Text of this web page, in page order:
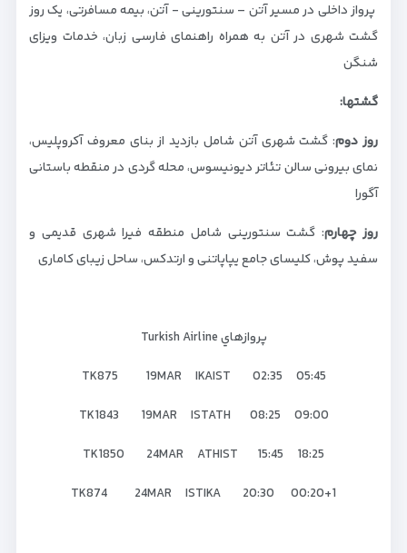
پرواز داخلی در مسیر آتن – سنتورینی - آتن، بیمه مسافرتی، یک روز
گشت­ شهری در آتن به همراه راهنمای فارسی زبان، خدمات ویزای
شنگن
گشت­ها:
روز دوم: گشت شهری آتن شامل بازدید از بنای معروف آکروپلیس،
نمای بیرونی سالن تئاتر دیونیسوس، محله گردی در منقطه باستانی
آگورا
روز چهارم: گشت سنتورینی شامل منطقه فیرا شهری قدیمی و
سفید پوش، کلیسای جامع یپاپاتنی و ارتدکس، ساحل زیبای کاماری
پروازهاي Turkish Airline
TK875 19MAR IKAIST 02:35 05:45
TK1843 19MAR ISTATH 08:25 09:00
TK1850 24MAR ATHIST 15:45 18:25
TK874 24MAR ISTIKA 20:30 00:20+1